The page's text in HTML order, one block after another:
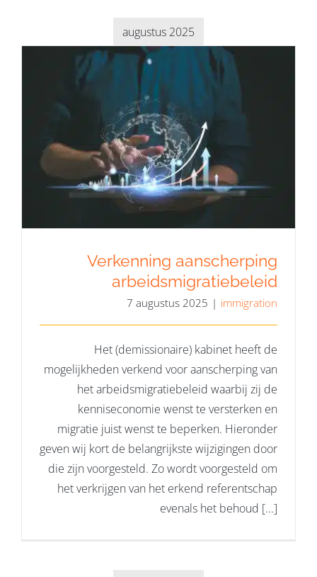
augustus 2025
Verkenning aanscherping
arbeidsmigratiebeleid
Verkenning aanscherping
arbeidsmigratiebeleid
7 augustus 2025 | immigration
Het (demissionaire) kabinet heeft de
mogelijkheden verkend voor aanscherping van
het arbeidsmigratiebeleid waarbij zij de
kenniseconomie wenst te versterken en
migratie juist wenst te beperken. Hieronder
geven wij kort de belangrijkste wijzigingen door
die zijn voorgesteld. Zo wordt voorgesteld om
het verkrijgen van het erkend referentschap
evenals het behoud [...]